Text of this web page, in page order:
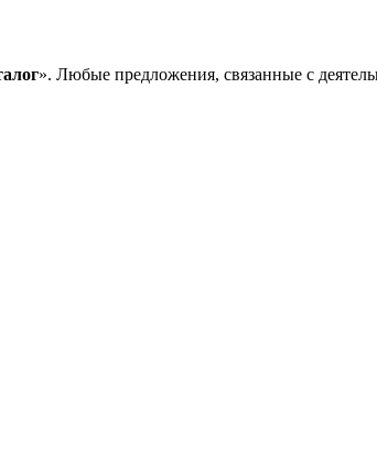
». Любые предложения, связанные с